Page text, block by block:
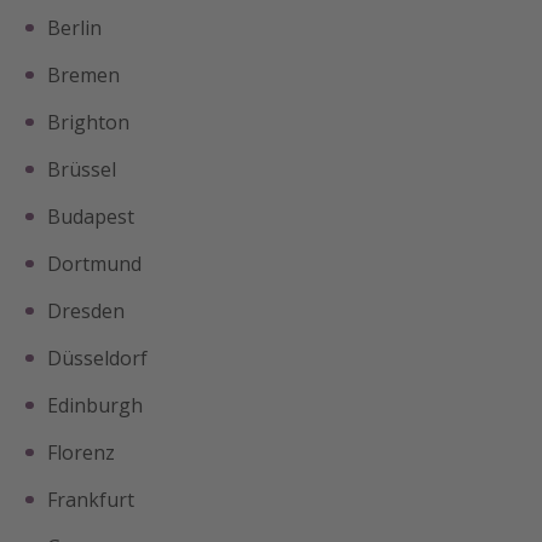
Berlin
Bremen
Brighton
Brüssel
Budapest
Dortmund
Dresden
Düsseldorf
Edinburgh
Florenz
Frankfurt